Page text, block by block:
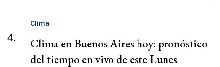
4.
Clima
Clima en Buenos Aires hoy: pronóstico
del tiempo en vivo de este Lunes